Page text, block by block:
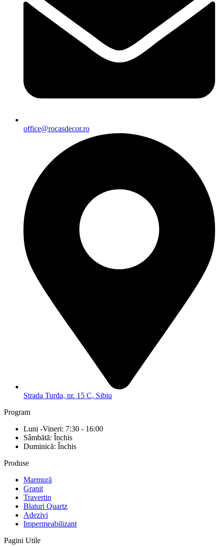
office@rocasdecor.ro
Strada Turda, nr. 15 C, Sibiu
Program
Luni -Vineri: 7:30 - 16:00
Sâmbătă: Închis
Duminică: Închis
Produse
Marmură
Granit
Travertin
Blaturi Quartz
Adezivi
Impermeabilizant
Pagini Utile